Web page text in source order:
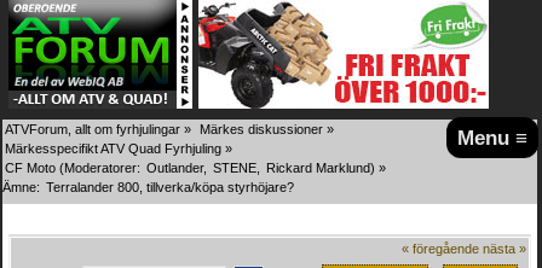
Menu ≡
ATVForum, allt om fyrhjulingar » Märkes diskussioner »
Märkesspecifikt ATV Quad Fyrhjuling »
CF Moto (Moderatorer: Outlander, STENE Rickard Marklund) »
Ämne: Terralander 800, tillverka/köpa styrhöjare?
« föregående nästa »